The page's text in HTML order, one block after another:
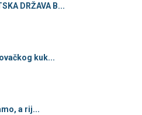
DRŽAVA B...
kuk...
a rij...